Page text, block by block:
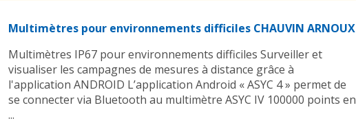
Multimètres pour environnements difficiles CHAUVIN ARNOUX
Multimètres IP67 pour environnements difficiles Surveiller et
visualiser les campagnes de mesures à distance grâce à
l'application ANDROID L’application Android « ASYC 4 » permet de
se connecter via Bluetooth au multimètre ASYC IV 100000 points en
...